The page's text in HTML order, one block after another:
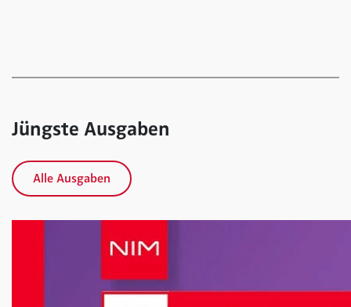
Jüngste Ausgaben
Alle Ausgaben